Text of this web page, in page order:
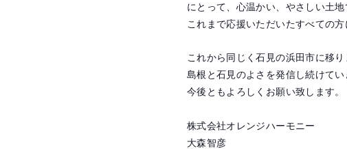
にとって、心温かい、やさしい土地
これまで応援いただいたすべての方
これから同じく石見の浜田市に移り
島根と石見のよさを発信し続けてい
今後ともよろしくお願い致します。
株式会社オレンジハーモニー
大森智彦